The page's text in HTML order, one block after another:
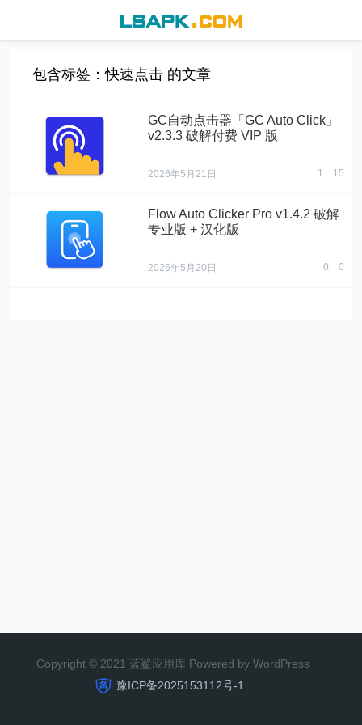
包含标签：快速点击 的文章
GC自动点击器「GC Auto Click」
v2.3.3 破解付费 VIP 版
2026年5月21日 1 15
Flow Auto Clicker Pro v1.4.2 破解
专业版 + 汉化版
2026年5月20日 0 0
Copyright © 2021 蓝鲨应用库 Powered by WordPress
豫ICP备2025153112号-1